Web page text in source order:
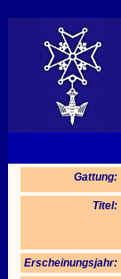
Gattung:
Titel:
Erscheinungsjahr: